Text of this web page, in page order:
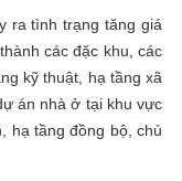
ra tình trạng tăng giá
các đặc khu, các
kỹ thuật, hạ tầng xã
án nhà ở tại khu vực
hạ tầng đồng bộ, chủ